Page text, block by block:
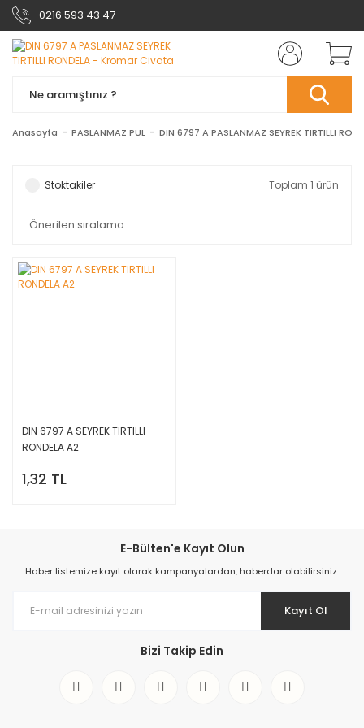
0216 593 43 47
Anasayfa PASLANMAZ PUL DIN 6797 A PASLANMAZ SEYREK TIRTILLI
Stoktakiler Toplam 1 ürün
DIN 6797 A SEYREK TIRTILLI
RONDELA A2
1,32 TL
E-Bülten'e Kayıt Olun
Haber listemize kayıt olarak kampanyalardan, haberdar olabilirsiniz.
Kayıt Ol
Bizi Takip Edin